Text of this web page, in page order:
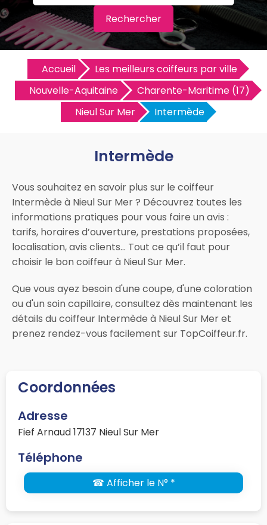
Rechercher
Accueil
Les meilleurs coiffeurs par ville
Nouvelle-Aquitaine
Charente-Maritime (17)
Nieul Sur Mer
Intermède
Intermède
Vous souhaitez en savoir plus sur le coiffeur
Intermède à Nieul Sur Mer ? Découvrez toutes les
informations pratiques pour vous faire un avis :
tarifs, horaires d’ouverture, prestations proposées,
localisation, avis clients… Tout ce qu’il faut pour
choisir le bon coiffeur à Nieul Sur Mer.
Que vous ayez besoin d'une coupe, d'une coloration
ou d'un soin capillaire, consultez dès maintenant les
détails du coiffeur Intermède à Nieul Sur Mer et
prenez rendez-vous facilement sur TopCoiffeur.fr.
Coordonnées
Adresse
Fief Arnaud 17137 Nieul Sur Mer
Téléphone
☎ Afficher le N° *